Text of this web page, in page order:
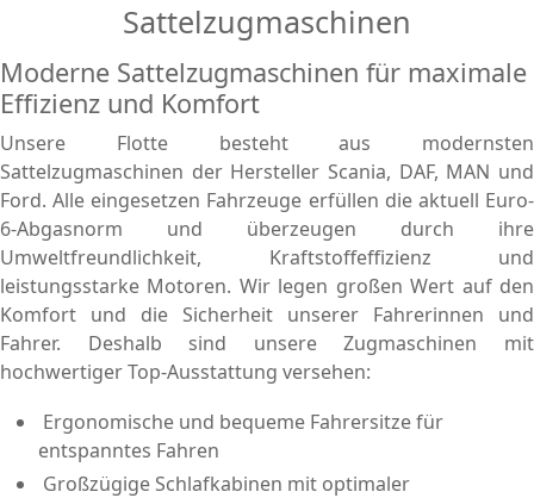
Sattelzugmaschinen
Moderne Sattelzugmaschinen für maximale
Effizienz und Komfort
Unsere Flotte besteht aus modernsten
Sattelzugmaschinen der Hersteller Scania, DAF, MAN und
Ford. Alle eingesetzen Fahrzeuge erfüllen die aktuell Euro-
6-Abgasnorm und überzeugen durch ihre
Umweltfreundlichkeit, Kraftstoffeffizienz und
leistungsstarke Motoren. Wir legen großen Wert auf den
Komfort und die Sicherheit unserer Fahrerinnen und
Fahrer. Deshalb sind unsere Zugmaschinen mit
hochwertiger Top-Ausstattung versehen:
Ergonomische und bequeme Fahrersitze für
entspanntes Fahren
Großzügige Schlafkabinen mit optimaler